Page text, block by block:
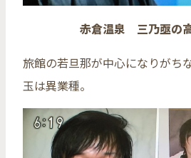
赤倉温泉 三乃亟の
旅館の若旦那が中心になりがち
玉は異業種。